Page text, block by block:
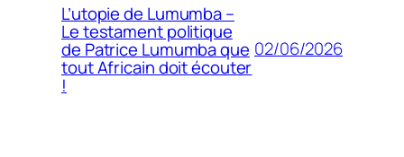
L’utopie de Lumumba –
Le testament politique
de Patrice Lumumba que
tout Africain doit écouter
!
02/06/2026